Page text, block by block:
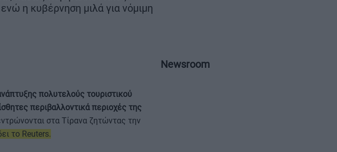
μήνες νωρίτερα
η κυβέρνηση μιλά για νόμιμη
Newsroom
πολυτελούς τουριστικού
περιβαλλοντικά περιοχές της
στα Τίρανα ζητώντας την
το Reuters.